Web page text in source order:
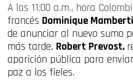
A las 11:00 a.m., hora
francés Dominique Mamberti
de anunciar al nuevo sumo
más tarde, Robert Prevost,
aparición pública para
paz a los fieles.